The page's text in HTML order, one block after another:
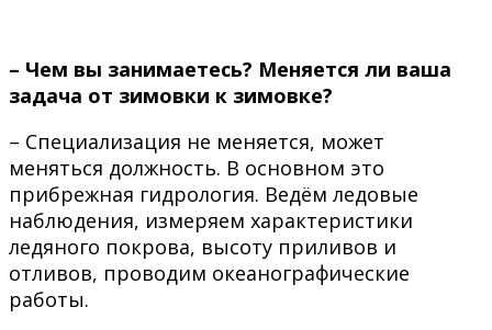
– Чем вы занимаетесь? Меняется ли ваша
задача от зимовки к зимовке?
– Специализация не меняется, может
меняться должность. В основном это
прибрежная гидрология. Ведём ледовые
наблюдения, измеряем характеристики
ледяного покрова, высоту приливов и
отливов, проводим океанографические
работы.